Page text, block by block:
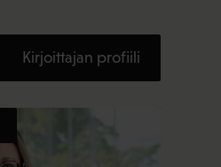
Kirjoittajan profiili